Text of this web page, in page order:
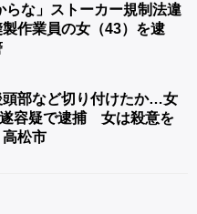
らな」ストーカー規制法違
作業員の女（43）を逮
頭部など切り付けたか…女
容疑で逮捕 女は殺意を
松市